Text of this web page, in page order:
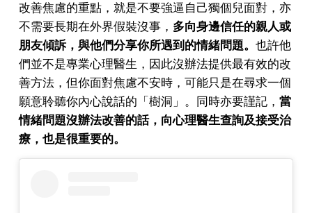
改善焦慮的重點，就是不要強逼自己獨個兒面對，亦
不需要長期在外界假裝沒事， 多向身邊信任的親人或
朋友傾訴，與他們分享你所遇到的情緒問題。 也許他
們並不是專業心理醫生，因此沒辦法提供最有效的改
善方法，但你面對焦慮不安時，可能只是在尋求一個
願意聆聽你內心說話的「樹洞」。同時亦要謹記， 當
情緒問題沒辦法改善的話，向心理醫生查詢及接受治
療，也是很重要的。